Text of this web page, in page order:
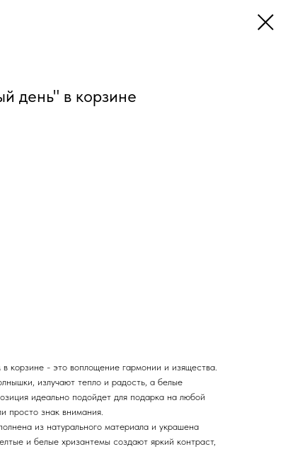
день" в корзине
корзине - это воплощение гармонии и изящества.
излучают тепло и радость, а белые
идеально подойдет для подарка на любой
просто знак внимания.
из натурального материала и украшена
и белые хризантемы создают яркий контраст,